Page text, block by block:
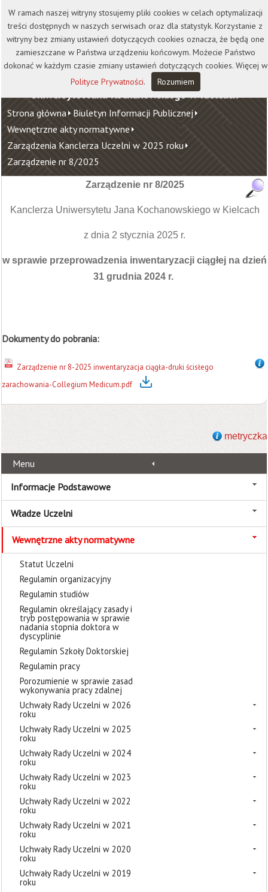
Kontakt Biblioteka
Wydawnictwo
Wirtualna Uczelnia
Uniwersytet Jana Kochanowskiego w Kielcach
Strona główna Biuletyn Informacji Publicznej
Wewnętrzne akty normatywne
Zarządzenia Kanclerza Uczelni w 2025 roku
Zarządzenie nr 8/2025
Zarządzenie nr 8/2025
Kanclerza Uniwersytetu Jana Kochanowskiego w Kielcach
z dnia 2 stycznia 2025 r.
w sprawie przeprowadzenia inwentaryzacji ciągłej na dzień
31 grudnia 2024 r.
Dokumenty do pobrania:
Zarządzenie nr 8-2025 inwentaryzacja ciągła-druki ścisłego
zarachowania-Collegium Medicum.pdf
metryczka
Menu
Informacje Podstawowe
Władze Uczelni
Wewnętrzne akty normatywne
Statut Uczelni
Regulamin organizacyjny
Regulamin studiów
Regulamin określający zasady i
tryb postępowania w sprawie
nadania stopnia doktora w
dyscyplinie
Regulamin Szkoły Doktorskiej
Regulamin pracy
Porozumienie w sprawie zasad
wykonywania pracy zdalnej
Uchwały Rady Uczelni w 2026
roku
Uchwały Rady Uczelni w 2025
roku
Uchwały Rady Uczelni w 2024
roku
Uchwały Rady Uczelni w 2023
roku
Uchwały Rady Uczelni w 2022
roku
Uchwały Rady Uczelni w 2021
roku
Uchwały Rady Uczelni w 2020
roku
Uchwały Rady Uczelni w 2019
roku
W ramach naszej witryny stosujemy pliki cookies w celach optymalizacji
treści dostępnych w naszych serwisach oraz dla statystyk. Korzystanie z
witryny bez zmiany ustawień dotyczących cookies oznacza, że będą one
zamieszczane w Państwa urządzeniu końcowym. Możecie Państwo
dokonać w każdym czasie zmiany ustawień dotyczących cookies. Więcej w
Polityce Prywatności. Rozumiem